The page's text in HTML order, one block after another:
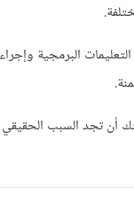
أن تجد السبب